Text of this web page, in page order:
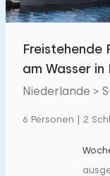
Freistehende
am Wasser in
Niederlande >
6 Personen | 2